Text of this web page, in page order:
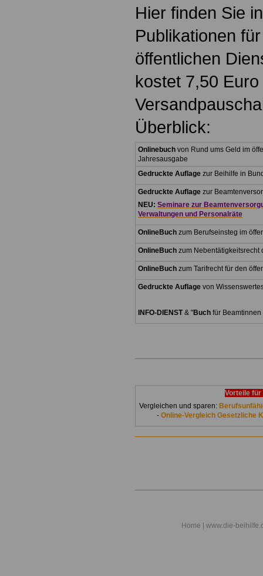
Hier finden Sie
Publikationen
öffentlichen
kostet 7,50
Überblick:
Onlinebuch von Rund ums Geld im
Jahresausgabe
Gedruckte Auflage zur Beihilfe in
Gedruckte Auflage zur
NEU: Seminare zur
Verwaltungen und Personalräte
OnlineBuch zum Berufseinsteg im
OnlineBuch zum Nebentätigkeitsrecht
OnlineBuch zum Tarifrecht für den
Gedruckte Auflage von
INFO-DIENST& "Buch für
Vorteile
Vergleichen und sparen:
- Online-Vergleich Gesetzliche
Home | www.die-